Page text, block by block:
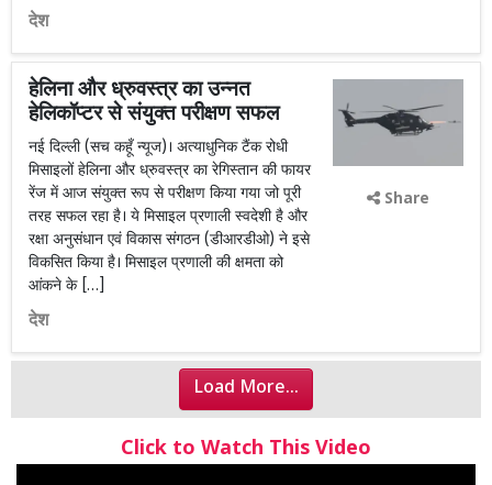
देश
हेलिना और ध्रुवस्त्र का उन्नत
हेलिकॉप्टर से संयुक्त परीक्षण सफल
नई दिल्ली (सच कहूँ न्यूज)। अत्याधुनिक टैंक रोधी
मिसाइलों हेलिना और ध्रुवस्त्र का रेगिस्तान की फायर
रेंज में आज संयुक्त रूप से परीक्षण किया गया जो पूरी
तरह सफल रहा है। ये मिसाइल प्रणाली स्वदेशी है और
रक्षा अनुसंधान एवं विकास संगठन (डीआरडीओ) ने इसे
विकसित किया है। मिसाइल प्रणाली की क्षमता को
आंकने के […]
देश
Share
Load More...
Click to Watch This Video